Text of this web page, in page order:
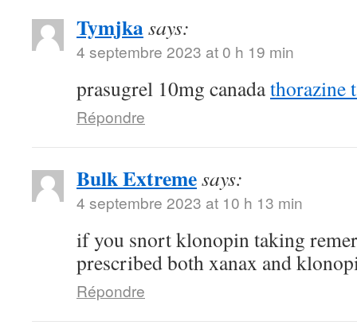
Tymjkasays:
4 septembre 2023 at 0 h 19 min
prasugrel 10mg canadathorazine
Répondre
Bulk Extremesays:
4 septembre 2023 at 10 h 13 min
if you snort klonopin taking
prescribed both xanax and
Répondre